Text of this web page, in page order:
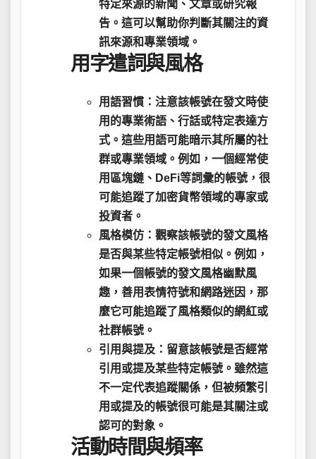
特定來源的新聞、文章或研究報
告。這可以幫助你判斷其關注的資
訊來源和專業領域。
用字遣詞與風格
用語習慣： 注意該帳號在發文時使
用的專業術語 、 行話或特定表達方
式 。這些用語可能暗示其所屬的社
群或專業領域。例如，一個經常使
用區塊鏈、DeFi等詞彙的帳號，很
可能追蹤了加密貨幣領域的專家或
投資者。
風格模仿： 觀察該帳號的發文風格
是否與某些特定帳號相似。例如，
如果一個帳號的發文風格幽默風
趣，善用表情符號和網路迷因，那
麼它可能追蹤了風格類似的網紅或
社群帳號。
引用與提及： 留意該帳號是否經常
引用或提及某些特定帳號。雖然這
不一定代表追蹤關係，但被頻繁引
用或提及的帳號很可能是其關注或
認可的對象。
活動時間與頻率